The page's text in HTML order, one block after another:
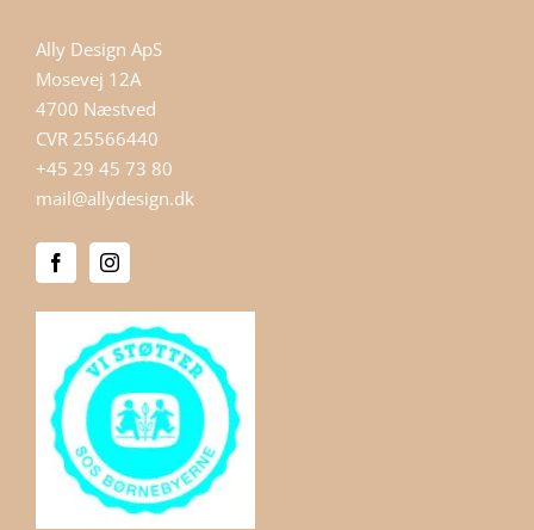
Ally Design ApS
Mosevej 12A
4700 Næstved
CVR 25566440
+45 29 45 73 80
mail@allydesign.dk